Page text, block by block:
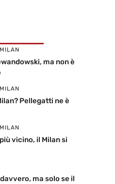
ma non è
Pellegatti ne è
vicino, il Milan si
ma solo se il